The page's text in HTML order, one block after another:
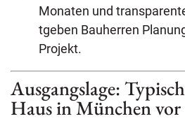
Monaten und
tgeben Bauherren
Projekt.
Ausgangslage:
Haus in München vor